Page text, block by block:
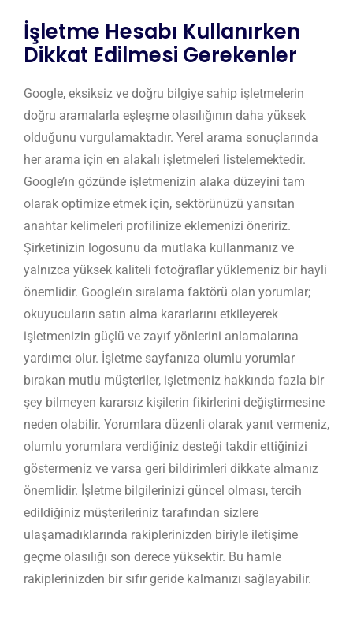
İşletme Hesabı Kullanırken
Dikkat Edilmesi Gerekenler
Google, eksiksiz ve doğru bilgiye sahip işletmelerin
doğru aramalarla eşleşme olasılığının daha yüksek
olduğunu vurgulamaktadır. Yerel arama sonuçlarında
her arama için en alakalı işletmeleri listelemektedir.
Google’ın gözünde işletmenizin alaka düzeyini tam
olarak optimize etmek için, sektörünüzü yansıtan
anahtar kelimeleri profilinize eklemenizi öneririz.
Şirketinizin logosunu da mutlaka kullanmanız ve
yalnızca yüksek kaliteli fotoğraflar yüklemeniz bir hayli
önemlidir. Google’ın sıralama faktörü olan yorumlar;
okuyucuların satın alma kararlarını etkileyerek
işletmenizin güçlü ve zayıf yönlerini anlamalarına
yardımcı olur. İşletme sayfanıza olumlu yorumlar
bırakan mutlu müşteriler, işletmeniz hakkında fazla bir
şey bilmeyen kararsız kişilerin fikirlerini değiştirmesine
neden olabilir. Yorumlara düzenli olarak yanıt vermeniz,
olumlu yorumlara verdiğiniz desteği takdir ettiğinizi
göstermeniz ve varsa geri bildirimleri dikkate almanız
önemlidir. İşletme bilgilerinizi güncel olması, tercih
edildiğiniz müşterileriniz tarafından sizlere
ulaşamadıklarında rakiplerinizden biriyle iletişime
geçme olasılığı son derece yüksektir. Bu hamle
rakiplerinizden bir sıfır geride kalmanızı sağlayabilir.